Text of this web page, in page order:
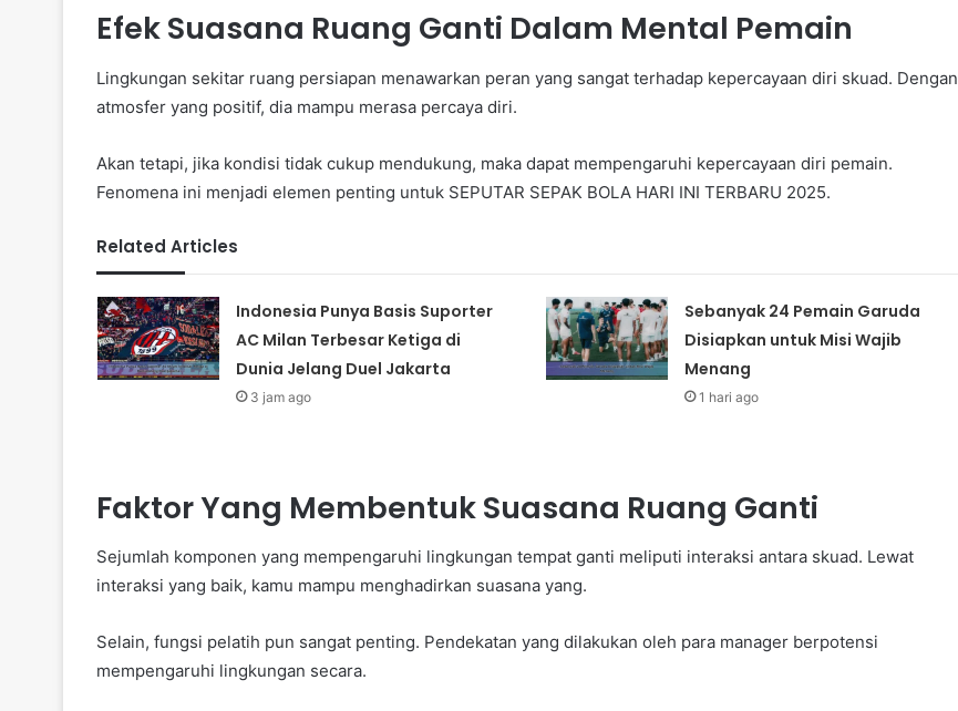
Efek Suasana Ruang Ganti Dalam Mental Pemain
Lingkungan sekitar ruang persiapan menawarkan peran yang sangat terhadap kepercayaan diri skuad. Dengan
atmosfer yang positif, dia mampu merasa percaya diri.
Akan tetapi, jika kondisi tidak cukup mendukung, maka dapat mempengaruhi kepercayaan diri pemain.
Fenomena ini menjadi elemen penting untuk SEPUTAR SEPAK BOLA HARI INI TERBARU 2025.
Related Articles
Indonesia Punya Basis Suporter
AC Milan Terbesar Ketiga di
Dunia Jelang Duel Jakarta
3 jam ago
Sebanyak 24 Pemain Garuda
Disiapkan untuk Misi Wajib
Menang
1 hari ago
Faktor Yang Membentuk Suasana Ruang Ganti
Sejumlah komponen yang mempengaruhi lingkungan tempat ganti meliputi interaksi antara skuad. Lewat
interaksi yang baik, kamu mampu menghadirkan suasana yang.
Selain, fungsi pelatih pun sangat penting. Pendekatan yang dilakukan oleh para manager berpotensi
mempengaruhi lingkungan secara.